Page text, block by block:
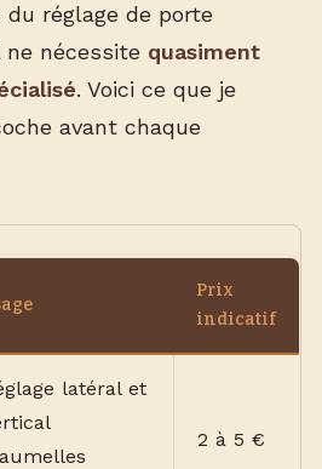
du réglage de porte
nécessite quasiment
. Voici ce que je
avant chaque
Prix
indicatif
latéral et
2 à 5 €